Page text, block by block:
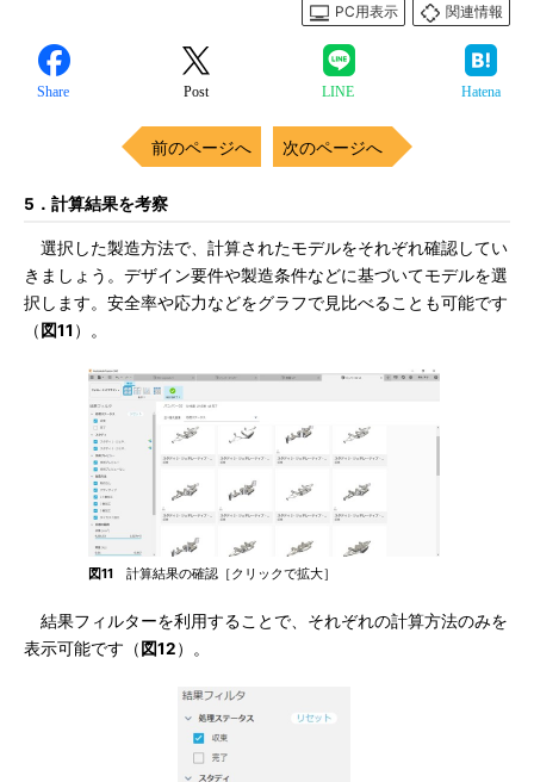
PC用表示
関連情報
Share Post LINE Hatena
前のページへ 次のページへ
5．計算結果を考察
選択した製造方法で、計算されたモデルをそれぞれ確認してい
きましょう。デザイン要件や製造条件などに基づいてモデルを選
択します。安全率や応力などをグラフで見比べることも可能です
（ 図11 ）。
図11 計算結果の確認［クリックで拡大］
結果フィルターを利用することで、それぞれの計算方法のみを
表示可能です（ 図12）。